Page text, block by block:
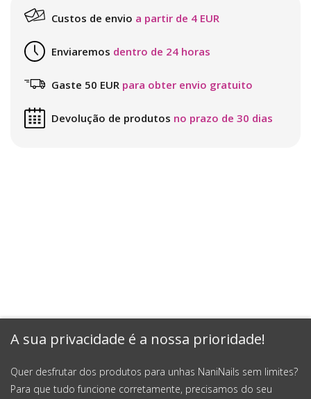
A sua privacidade é a nossa prioridade!
Quer desfrutar dos produtos para unhas NaniNails sem limites?
Para que tudo funcione corretamente, precisamos do seu
Custos de envio a partir de 4 EUR
Enviaremos dentro de 24 horas
Gaste 50 EUR para obter envio gratuito
Devolução de produtos no prazo de 30 dias